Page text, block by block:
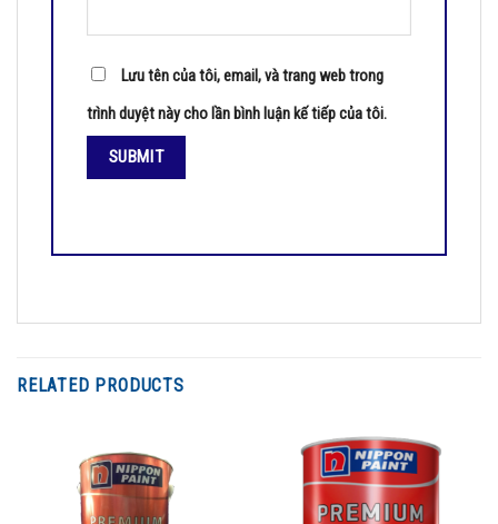
Lưu tên của tôi, email, và trang web trong
trình duyệt này cho lần bình luận kế tiếp của tôi.
RELATED PRODUCTS